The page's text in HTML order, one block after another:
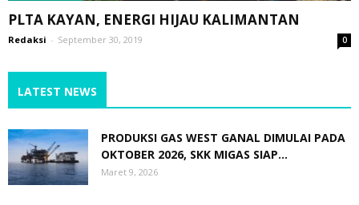
PLTA KAYAN, ENERGI HIJAU KALIMANTAN
Redaksi - September 30, 2019 0
LATEST NEWS
PRODUKSI GAS WEST GANAL DIMULAI PADA
OKTOBER 2026, SKK MIGAS SIAP...
Maret 9, 2026